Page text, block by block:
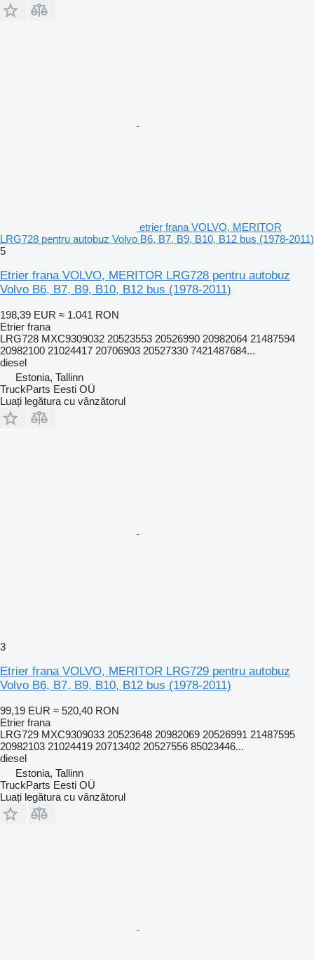
etrier frana VOLVO, MERITOR
LRG728 pentru autobuz Volvo B6, B7, B9, B10, B12 bus (1978-2011)
5
Etrier frana VOLVO, MERITOR LRG728 pentru autobuz
Volvo B6, B7, B9, B10, B12 bus (1978-2011)
198,39 EUR ≈ 1.041 RON
Etrier frana
LRG728 MXC9309032 20523553 20526990 20982064 21487594
20982100 21024417 20706903 20527330 7421487684...
diesel
Estonia, Tallinn
TruckParts Eesti OÜ
Luați legătura cu vânzătorul
3
Etrier frana VOLVO, MERITOR LRG729 pentru autobuz
Volvo B6, B7, B9, B10, B12 bus (1978-2011)
99,19 EUR ≈ 520,40 RON
Etrier frana
LRG729 MXC9309033 20523648 20982069 20526991 21487595
20982103 21024419 20713402 20527556 85023446...
diesel
Estonia, Tallinn
TruckParts Eesti OÜ
Luați legătura cu vânzătorul